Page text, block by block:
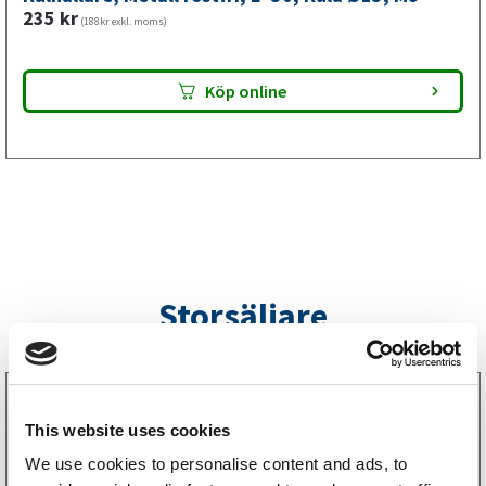
This website uses cookies
We use cookies to personalise content and ads, to
mm,
mängd
235 kr (188kr exkl. moms)
Köp online
Storsäljare
LGF Skylt Självhäftande